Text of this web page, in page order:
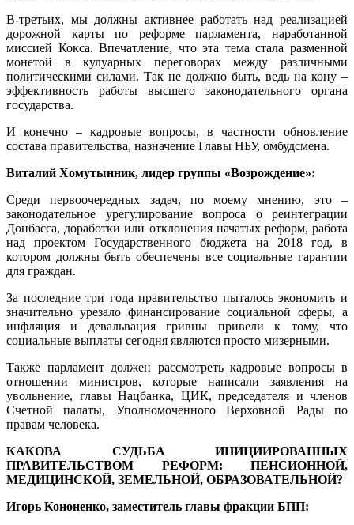
В-третьих, мы должны активнее работать над реализацией
дорожной карты по реформе парламента, наработанной
миссией Кокса. Впечатление, что эта тема стала разменной
монетой в кулуарных переговорах между различными
политическими силами. Так не должно быть, ведь на кону –
эффективность работы высшего законодательного органа
государства.
И конечно – кадровые вопросы, в частности обновление
состава правительства, назначение Главы НБУ, омбудсмена.
Виталий Хомутынник, лидер группы «Возрождение»:
Среди первоочередных задач, по моему мнению, это –
законодательное урегулирование вопроса о реинтеграции
Донбасса, доработки или отклонения начатых реформ, работа
над проектом Государственного бюджета на 2018 год, в
котором должны быть обеспечены все социальные гарантии
для граждан.
За последние три года правительство пыталось экономить и
значительно урезало финансирование социальной сферы, а
инфляция и девальвация гривны привели к тому, что
социальные выплаты сегодня являются просто мизерными.
Также парламент должен рассмотреть кадровые вопросы в
отношении министров, которые написали заявления на
увольнение, главы Нацбанка, ЦИК, председателя и членов
Счетной палаты, Уполномоченного Верховной Рады по
правам человека.
КАКОВА СУДЬБА ИНИЦИИРОВАННЫХ
ПРАВИТЕЛЬСТВОМ РЕФОРМ: ПЕНСИОННОЙ,
МЕДИЦИНСКОЙ, ЗЕМЕЛЬНОЙ, ОБРАЗОВАТЕЛЬНОЙ?
Игорь Кононенко, заместитель главы фракции БПП: